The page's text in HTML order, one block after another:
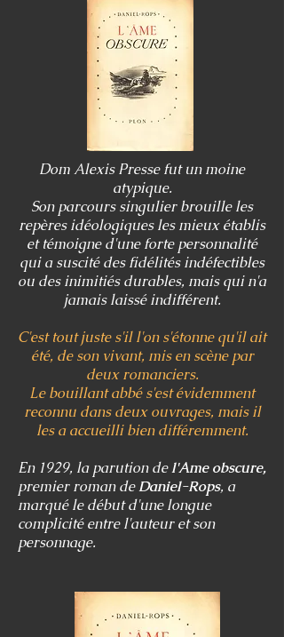
Dom Alexis Presse fut un moine
atypique.
Son parcours singulier brouille les
repères idéologiques les mieux établis
et témoigne d'une forte personnalité
qui a suscité des fidélités indéfectibles
ou des inimitiés durables, mais qui n'a
jamais laissé indifférent.
C'est tout juste s'il l'on s'étonne qu'il ait
été, de son vivant, mis en scène par
deux romanciers.
Le bouillant abbé s'est évidemment
reconnu dans deux ouvrages, mais il
les a accueilli bien différemment.
En 1929, la parution del'Ame obscure,
premier roman deDaniel-Rops, a
marquéle début d'une longue
complicitéentre l'auteur et son
personnage.